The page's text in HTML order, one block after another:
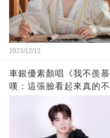
2023/12/12
車銀優素顏唱《我不羨
嘆：這張臉看起來真的